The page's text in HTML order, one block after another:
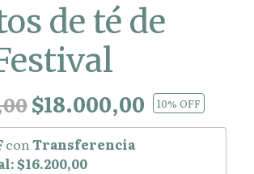
de té de
$18.000,00 10% OFF
con Transferencia
$16.200,00